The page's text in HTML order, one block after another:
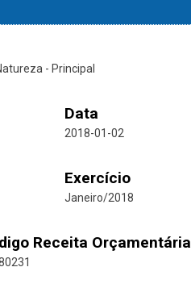
- Principal
Data
2018-01-02
Exercício
Janeiro/2018
Receita Orçamentária